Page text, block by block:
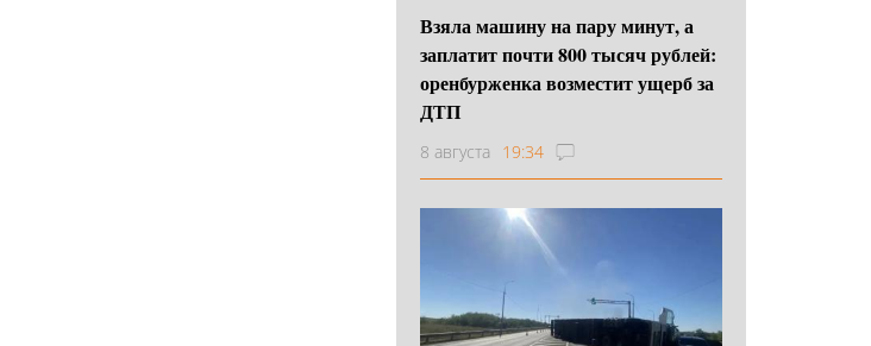
Взяла машину на пару минут, а
заплатит почти 800 тысяч рублей:
оренбурженка возместит ущерб за
ДТП
8 августа 19:34